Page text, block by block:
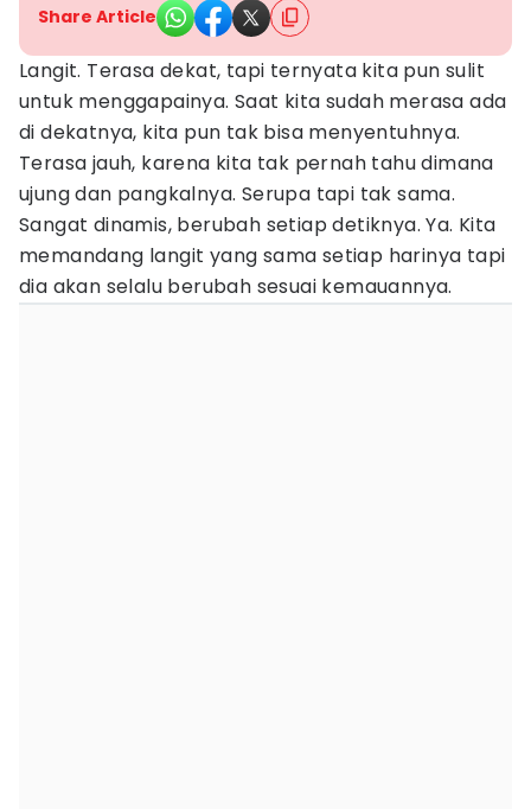
Share Article
Langit. Terasa dekat, tapi ternyata kita pun sulit
untuk menggapainya. Saat kita sudah merasa ada
di dekatnya, kita pun tak bisa menyentuhnya.
Terasa jauh, karena kita tak pernah tahu dimana
ujung dan pangkalnya. Serupa tapi tak sama.
Sangat dinamis, berubah setiap detiknya. Ya. Kita
memandang langit yang sama setiap harinya tapi
dia akan selalu berubah sesuai kemauannya.